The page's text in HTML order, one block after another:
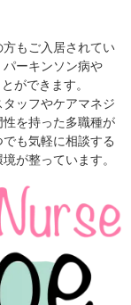
もご入居されてい
ーキンソン病や
ができます。
ッフやケアマネジ
を持った多職種が
も気軽に相談する
が整っています。